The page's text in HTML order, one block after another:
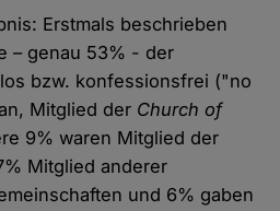
Erstmals beschrieben
– genau 53% - der
bzw. konfessionsfrei ("no
Mitglied der Church of
9% waren Mitglied der
Mitglied anderer
und 6% gaben